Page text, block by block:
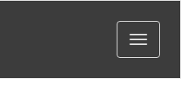
Toggle